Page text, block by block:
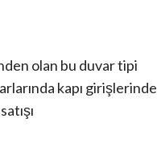
olan bu duvar tipi
kapı girişlerinde